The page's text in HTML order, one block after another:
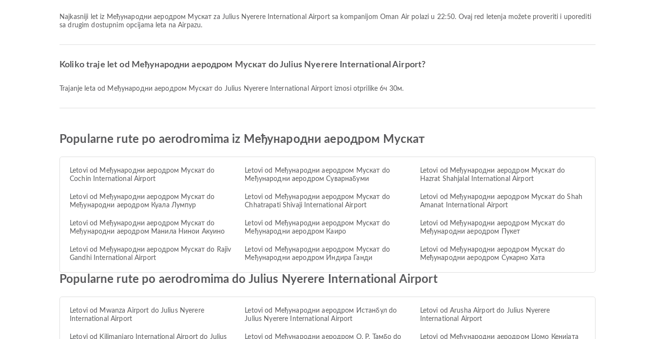
Najkasniji let iz Међународни аеродром Мускат za Julius Nyerere International Airport sa kompanijom Oman Air polazi u 22:50. Ovaj red letenja možete proveriti i uporediti
sa drugim dostupnim opcijama leta na Airpazu.
Koliko traje let od Међународни аеродром Мускат do Julius Nyerere International Airport?
Trajanje leta od Међународни аеродром Мускат do Julius Nyerere International Airport iznosi otprilike 6ч 30м.
Popularne rute po aerodromima iz Међународни аеродром Мускат
Letovi od Међународни аеродром Мускат do
Cochin International Airport
Letovi od Међународни аеродром Мускат do
Међународни аеродром Суварнабуми
Letovi od Међународни аеродром Мускат do
Hazrat Shahjalal International Airport
Letovi od Међународни аеродром Мускат do
Међународни аеродром Куала Лумпур
Letovi od Међународни аеродром Мускат do
Chhatrapati Shivaji International Airport
Letovi od Међународни аеродром Мускат do Shah
Amanat International Airport
Letovi od Међународни аеродром Мускат do
Међународни аеродром Манила Нинои Акуино
Letovi od Међународни аеродром Мускат do
Међународни аеродром Каиро
Letovi od Међународни аеродром Мускат do
Међународни аеродром Пукет
Letovi od Међународни аеродром Мускат do Rajiv
Gandhi International Airport
Letovi od Међународни аеродром Мускат do
Међународни аеродром Индира Ганди
Letovi od Међународни аеродром Мускат do
Међународни аеродром Сукарно Хата
Popularne rute po aerodromima do Julius Nyerere International Airport
Letovi od Mwanza Airport do Julius Nyerere
International Airport
Letovi od Међународни аеродром Истанбул do
Julius Nyerere International Airport
Letovi od Arusha Airport do Julius Nyerere
International Airport
Letovi od Kilimanjaro International Airport do Julius Letovi od Међународни аеродром О. Р. Тамбо do Letovi od Међународни аеродром Џомо Кенијата